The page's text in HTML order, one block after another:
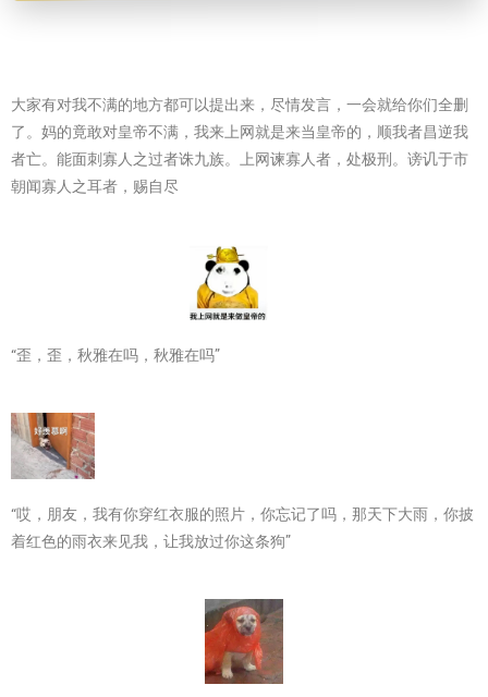
大家有对我不满的地方都可以提出来，尽情发言，一会就给你们全删
了。妈的竟敢对皇帝不满，我来上网就是来当皇帝的，顺我者昌逆我
者亡。能面刺寡人之过者诛九族。上网谏寡人者，处极刑。谤讥于市
朝闻寡人之耳者，赐自尽
“歪，歪，秋雅在吗，秋雅在吗”
“哎，朋友，我有你穿红衣服的照片，你忘记了吗，那天下大雨，你披
着红色的雨衣来见我，让我放过你这条狗”